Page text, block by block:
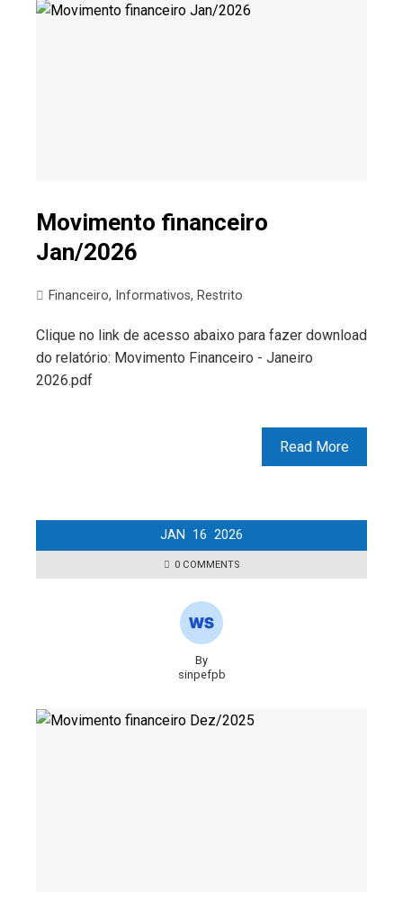
Movimento financeiro
Jan/2026
Financeiro, Informativos, Restrito
Clique no link de acesso abaixo para fazer download
do relatório: Movimento Financeiro - Janeiro
2026.pdf
Read More
JAN 16 2026
0 COMMENTS
By
sinpefpb